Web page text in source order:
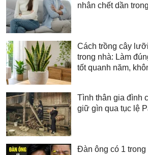
nhân chết dần
Cách trồng cây
trong nhà: Làm
tốt quanh năm,
Tình thân gia đình
giữ gìn qua tục lệ
Đàn ông có 1